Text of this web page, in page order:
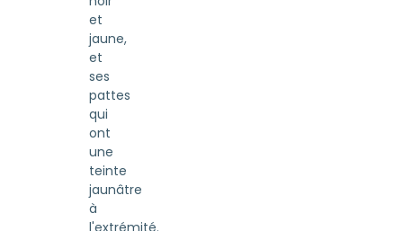
et
jaune,
et
ses
pattes
qui
ont
une
teinte
jaunâtre
à